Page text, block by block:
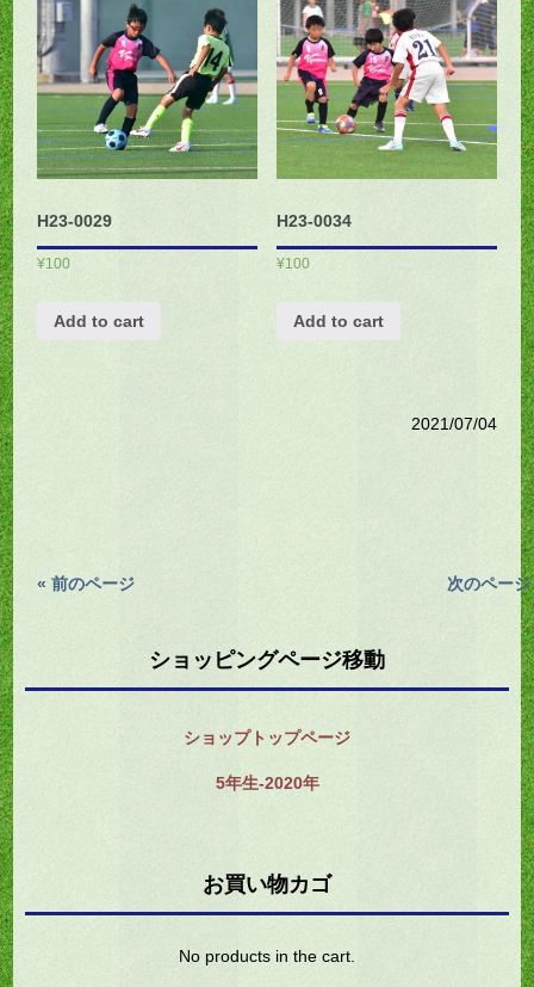
H23-0029
¥100
Add to cart
H23-0034
¥100
Add to cart
2021/07/04
« 前のページ 次のページ
ショッピングページ移動
ショップトップページ
5年生-2020年
お買い物カゴ
No products in the cart.